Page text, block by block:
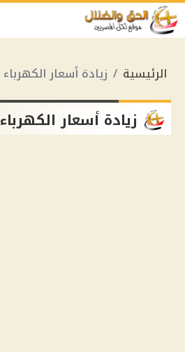
الرئيسية زيادة أسعار الكهرباء
زيادة أسعار الكهرباء